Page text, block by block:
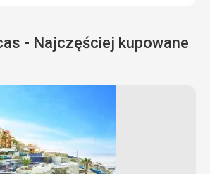
- Najczęściej kupowane